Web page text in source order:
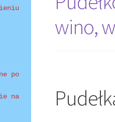
Track Your Order Twój koszyk
wino,
po
na